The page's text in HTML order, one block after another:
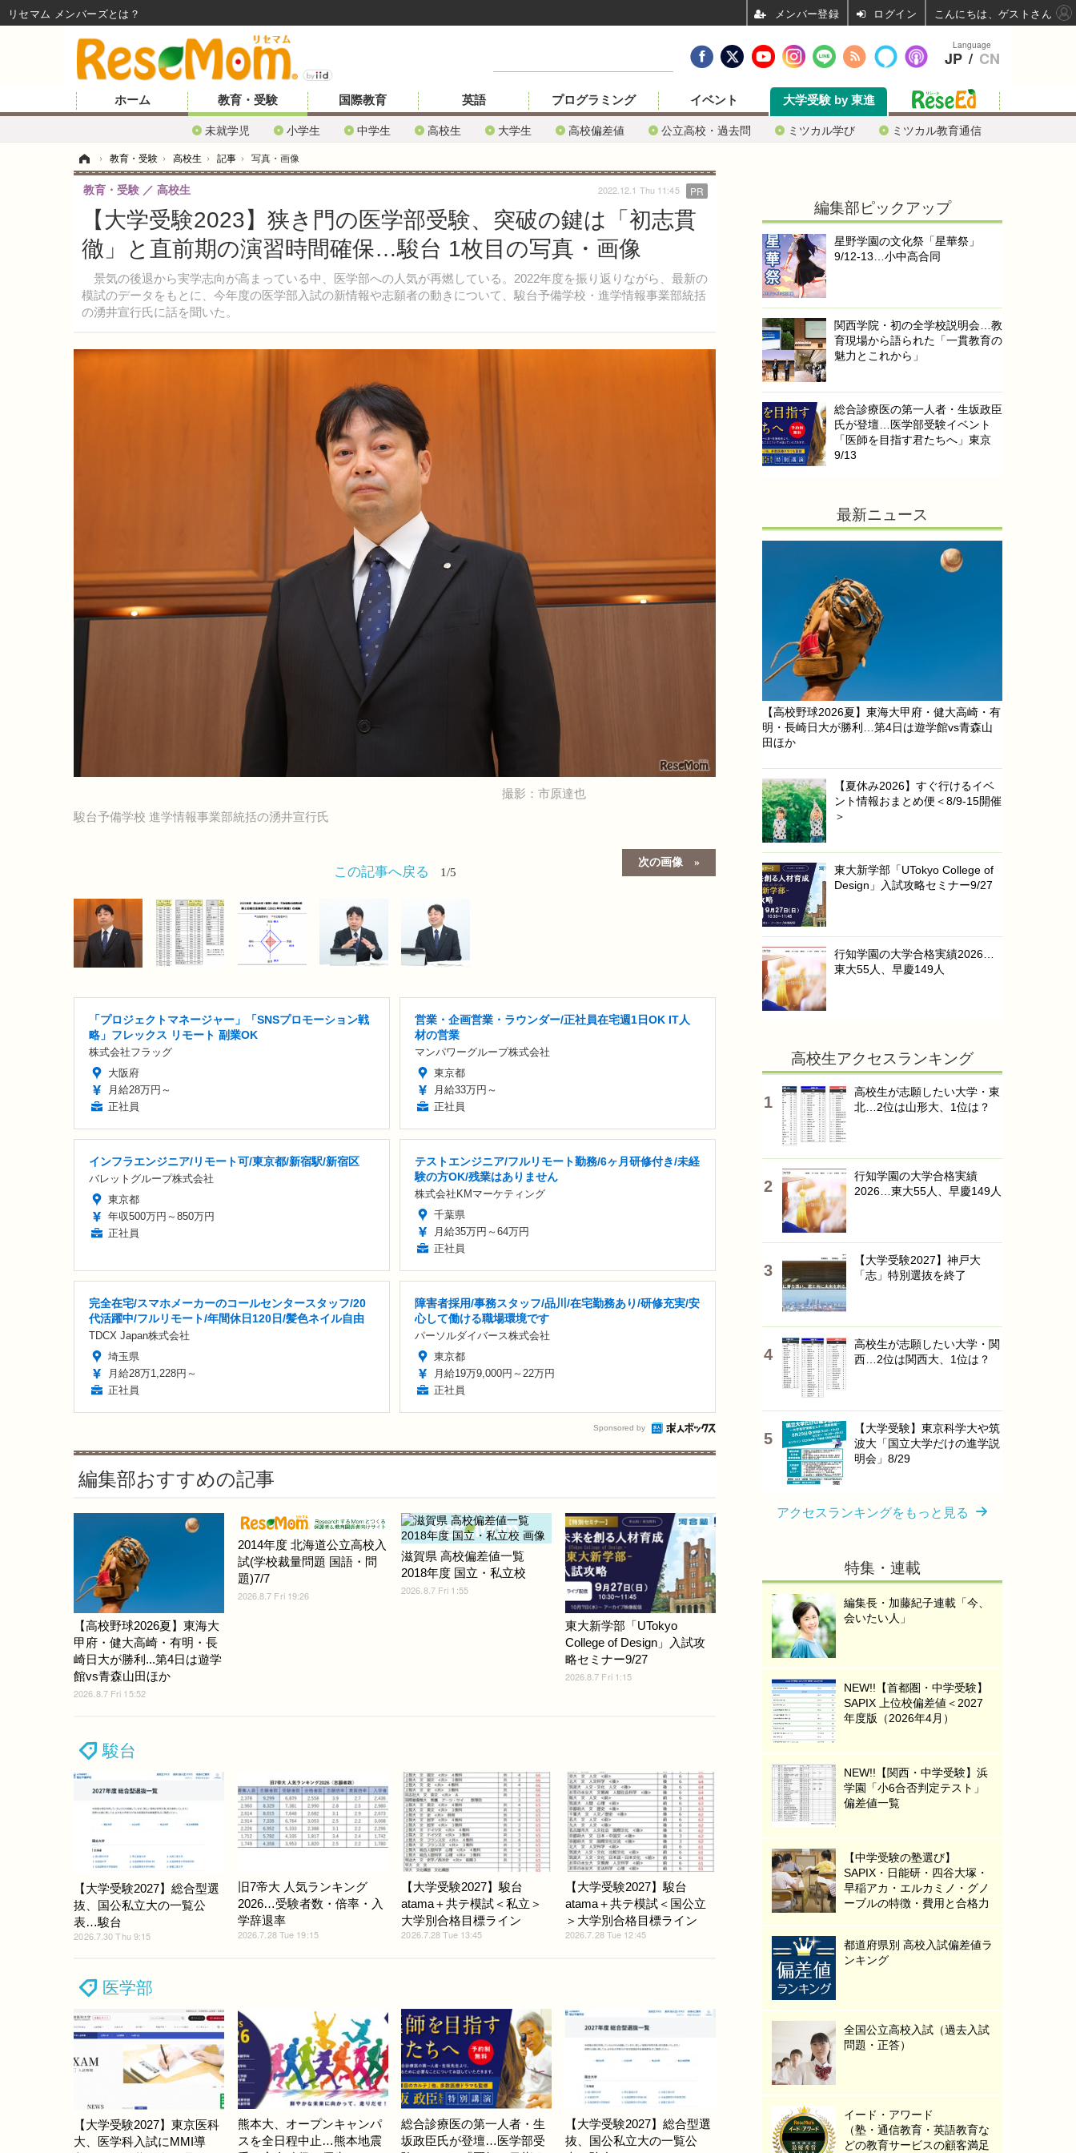
ホーム 教育・受験
未就学児 小学生 中学生 高校生 大学生 高校偏差値 公立高校・過去問 ミツカル学び ミツカル教育通信
国際教育 英語 プログラミング イベント 大学受験 by 東進
› 教育・受験 › 高校生 › 記事 › 写真・画像
【大学受験2023】狭き門の医学部受験、突破の鍵は「初志貫
徹」と直前期の演習時間確保…駿台 1枚目の写真・画像
景気の後退から実学志向が高まっている中、医学部への人気が再燃している。2022年度を振り返りながら、最新の
模試のデータをもとに、今年度の医学部入試の新情報や志願者の動きについて、駿台予備学校・進学情報事業部統括
の湧井宣行氏に話を聞いた。
教育・受験 高校生 2022.12.1 Thu 11:45 PR
撮影：市原達也
駿台予備学校 進学情報事業部統括の湧井宣行氏
次の画像
この記事へ戻る 1/5
「プロジェクトマネージャー」「SNSプロモーション戦
略」フレックス リモート 副業OK
株式会社フラッグ
大阪府
月給28万円～
正社員
営業・企画営業・ラウンダー/正社員在宅週1日OK IT人
材の営業
マンパワーグループ株式会社
東京都
月給33万円～
正社員
インフラエンジニア/リモート可/東京都/新宿駅/新宿区
バレットグループ株式会社
東京都
年収500万円～850万円
正社員
テストエンジニア/フルリモート勤務/6ヶ月研修付き/未経
験の方OK/残業はありません
株式会社KMマーケティング
千葉県
月給35万円～64万円
正社員
完全在宅/スマホメーカーのコールセンタースタッフ/20
代活躍中/フルリモート/年間休日120日/髪色ネイル自由
TDCX Japan株式会社
埼玉県
月給28万1,228円～
正社員
障害者採用/事務スタッフ/品川/在宅勤務あり/研修充実/安
心して働ける職場環境です
パーソルダイバース株式会社
東京都
月給19万9,000円～22万円
正社員
Sponsored by
編集部おすすめの記事
【高校野球2026夏】東海大
甲府・健大高崎・有明・長
崎日大が勝利...第4日は遊学
館vs青森山田ほか
2026.8.7 Fri 15:52
2014年度 北海道公立高校入
試(学校裁量問題 国語・問
題)7/7
2026.8.7 Fri 19:26
滋賀県 高校偏差値一覧
2018年度 国立・私立校
2026.8.7 Fri 1:55
東大新学部「UTokyo
College of Design」入試攻
略セミナー9/27
2026.8.7 Fri 1:15
駿台
【大学受験2027】総合型選
抜、国公私立大の一覧公
表…駿台
2026.7.30 Thu 9:15
旧7帝大 人気ランキング
2026…受験者数・倍率・入
学辞退率
2026.7.28 Tue 19:15
【大学受験2027】駿台
atama＋共テ模試＜私立＞
大学別合格目標ライン
2026.7.28 Tue 13:45
【大学受験2027】駿台
atama＋共テ模試＜国公立
＞大学別合格目標ライン
2026.7.28 Tue 12:45
医学部
【大学受験2027】東京医科
大、医学科入試にMMI導
熊本大、オープンキャンパ
スを全日程中止…熊本地震
総合診療医の第一人者・生
坂政臣氏が登壇…医学部受
【大学受験2027】総合型選
抜、国公私立大の一覧公
編集部ピックアップ
星野学園の文化祭「星華祭」
9/12-13…小中高合同
関西学院・初の全学校説明会…教
育現場から語られた「一貫教育の
魅力とこれから」
総合診療医の第一人者・生坂政臣
氏が登壇…医学部受験イベント
「医師を目指す君たちへ」東京
9/13
最新ニュース
【高校野球2026夏】東海大甲府・健大高崎・有
明・長崎日大が勝利…第4日は遊学館vs青森山
田ほか
【夏休み2026】すぐ行けるイベ
ント情報おまとめ便＜8/9-15開催
＞
東大新学部「UTokyo College of
Design」入試攻略セミナー9/27
行知学園の大学合格実績2026…
東大55人、早慶149人
高校生アクセスランキング
高校生が志願したい大学・東
北…2位は山形大、1位は？
行知学園の大学合格実績
2026…東大55人、早慶149人
【大学受験2027】神戸大
「志」特別選抜を終了
高校生が志願したい大学・関
西…2位は関西大、1位は？
【大学受験】東京科学大や筑
波大「国立大学だけの進学説
明会」8/29
アクセスランキングをもっと見る
特集・連載
編集長・加藤紀子連載「今、
会いたい人」
NEW!!【首都圏・中学受験】
SAPIX 上位校偏差値＜2027
年度版（2026年4月）
NEW!!【関西・中学受験】浜
学園「小6合否判定テスト」
偏差値一覧
【中学受験の塾選び】
SAPIX・日能研・四谷大塚・
早稲アカ・エルカミノ・グノ
ーブルの特徴・費用と合格力
都道府県別 高校入試偏差値ラ
ンキング
全国公立高校入試（過去入試
問題・正答）
イード・アワード
（塾・通信教育・英語教育な
どの教育サービスの顧客満足
Language
JP / CN
リセマム メンバーズ ログイン こんにちは、ゲストさん